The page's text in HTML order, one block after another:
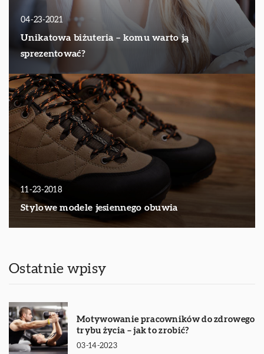
04-23-2021
Unikatowa biżuteria – komu warto ją
sprezentować?
11-23-2018
Stylowe modele jesiennego obuwia
Ostatnie wpisy
Motywowanie pracowników do zdrowego
trybu życia – jak to zrobić?
03-14-2023